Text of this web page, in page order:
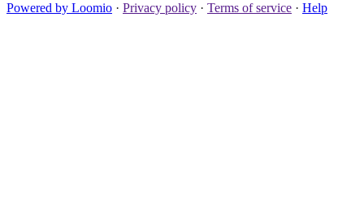
Powered by Loomio · Privacy policy · Terms of service · Help